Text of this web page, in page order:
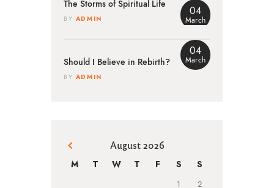
04
March
The Storms of Spiritual Life
BY ADMIN
04
March
Should I Believe in Rebirth?
BY ADMIN
August 2026
M T W T F S S
1
2
« Mar